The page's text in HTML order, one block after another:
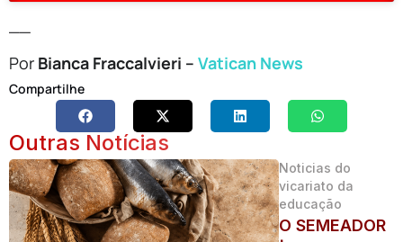
Por Bianca Fraccalvieri – Vatican News
Compartilhe
Outras Notícias
Noticias do
vicariato da
educação
O SEMEADOR